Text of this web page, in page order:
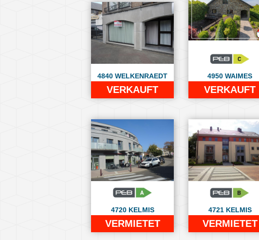
4840 WELKENRAEDT
VERKAUFT
4950 WAIMES
VERKAUFT
4720 KELMIS
VERMIETET
4721 KELMIS
VERMIETET